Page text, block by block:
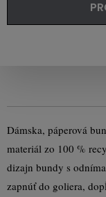
Dámska, páperová
materiál zo 100 %
dizajn bundy s
zapnúť do goliera,